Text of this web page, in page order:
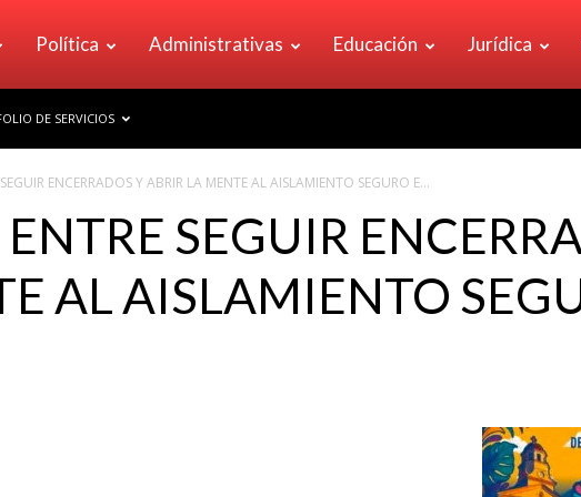
Política Administrativas Educación Jurídica
DE SERVICIOS
ENCERRADOS Y ABRIR LA MENTE AL AISLAMIENTO SEGURO E...
SEGUIR
AL AISLAMIENTO